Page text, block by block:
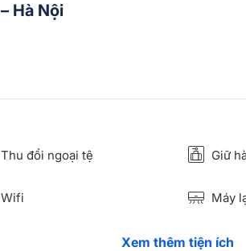
Hà Nội
Thu đổi ngoại tệ Giữ
Wifi Máy
Xem thêm tiện ích